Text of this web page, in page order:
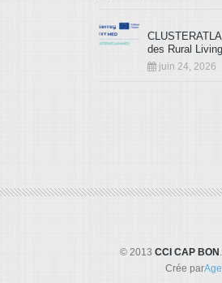
des Rural
juin 24, 2026
© 2013 CCI CAP BON
Crée par